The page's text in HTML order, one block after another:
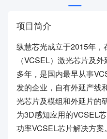
项目简介
纵慧芯光成立于2015年
（VCSEL）激光芯片及
多年，是国内最早从事
发的企业，自有外延产线
光芯片及模组和外延片的
为3D感知应用的VCSEL
功率VCSEL芯片解决方案。